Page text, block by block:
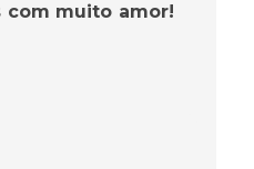
com muito amor!